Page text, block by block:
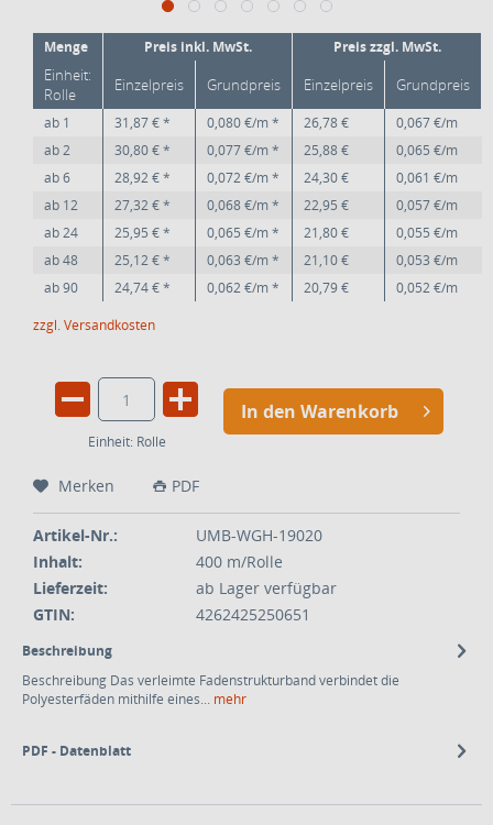
Menge Preis inkl. MwSt. Preis zzgl. MwSt.
Einheit:
Rolle
Einzelpreis Grundpreis Einzelpreis Grundpreis
ab 1 31,87 € * 0,080 €/m * 26,78 €
0,067 €/m
ab2 30,80 € * 0,077 €/m * 25,88 €
0,065 €/m
ab6 28,92 € * 0,072 €/m * 24,30 €
0,061 €/m
ab 12 27,32 € * 0,068 €/m * 22,95 €
0,057 €/m
ab24 25,95 € * 0,065 €/m * 21,80 €
0,055 €/m
ab48 25,12 € * 0,063 €/m * 21,10 €
0,053 €/m
ab90 24,74 € * 0,062 €/m * 20,79 €
0,052 €/m
zzgl. Versandkosten
Einheit: Rolle
In den Warenkorb
Merken PDF
Artikel-Nr.:
UMB-WGH-19020
Inhalt:
400 m/Rolle
Lieferzeit:
ab Lager verfügbar
GTIN:
4262425250651
Beschreibung
Beschreibung Das verleimte Fadenstrukturband verbindet die
Polyesterfäden mithilfe eines... mehr
PDF - Datenblatt